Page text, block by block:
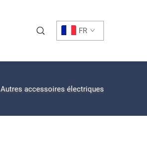
FR
Autres accessoires électriques